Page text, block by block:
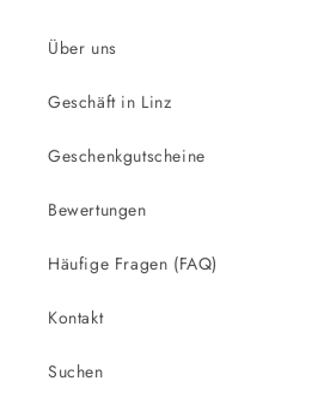
Über uns
Geschäft in Linz
Geschenkgutscheine
Bewertungen
Häufige Fragen (FAQ)
Kontakt
Suchen